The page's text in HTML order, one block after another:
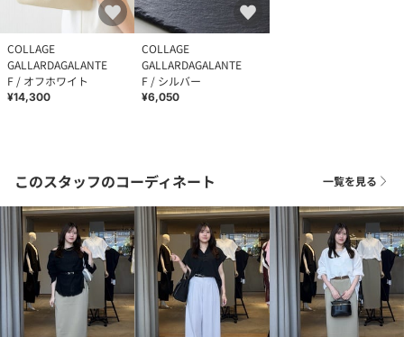
COLLAGE
GALLARDAGALANTE
F / オフホワイト
¥14,300
COLLAGE
GALLARDAGALANTE
F / シルバー
¥6,050
このスタッフのコーディネート 一覧を見る